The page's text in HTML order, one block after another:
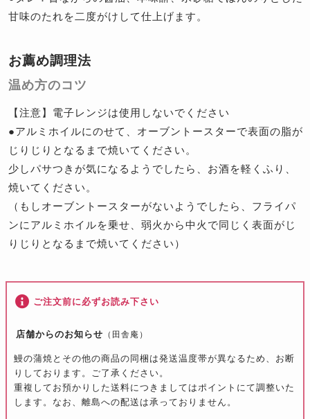
甘味のたれを二度がけして仕上げます。
お薦め調理法
温め方のコツ
【注意】電子レンジは使用しないでください
●アルミホイルにのせて、オーブントースターで表面の脂が
じりじりとなるまで焼いてください。
少しパサつきが気になるようでしたら、お酒を軽くふり、
焼いてください。
（もしオーブントースターがないようでしたら、フライパ
ンにアルミホイルを乗せ、弱火から中火で同じく表面がじ
りじりとなるまで焼いてください）
ご注文前に必ずお読み下さい
店舗からのお知らせ （田舎庵）
鰻の蒲焼とその他の商品の同梱は発送温度帯が異なるため、お断
りしております。ご了承ください。
重複してお預かりした送料につきましてはポイントにて調整いた
します。なお、離島への配送は承っておりません。